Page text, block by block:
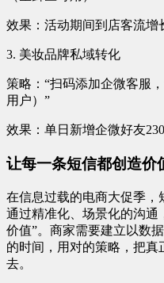
效果：活动期间到店客流增
3. 美妆品牌私域转化
策略：“扫码添加企微客服
用户）”
效果：单日新增企微好友
让每一条短信都创造价
在信息过载的电商大促季，
通过精准化、场景化的沟通
价值”。商家需要建立以数
的时间，用对的策略，把真
去。